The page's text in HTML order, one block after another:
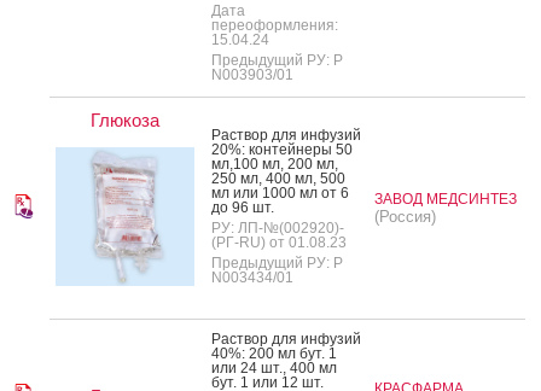
Дата
переоформления:
15.04.24
Предыдущий РУ: Р
N003903/01
Глюкоза
Рас­твор для ин­фу­зий
20%: кон­тей­не­ры 50
мл,100 мл, 200 мл,
250 мл, 400 мл, 500
мл или 1000 мл от 6
до 96 шт.
РУ: ЛП-№(002920)-
(РГ-RU) от 01.08.23
Предыдущий РУ: Р
N003434/01
ЗАВОД МЕДСИНТЕЗ
(Россия)
Рас­твор для ин­фу­зий
40%: 200 мл бут. 1
или 24 шт., 400 мл
бут. 1 или 12 шт.